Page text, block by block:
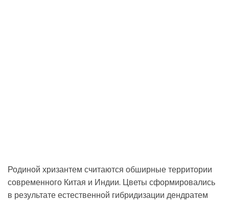
Родиной хризантем считаются обширные территории
современного Китая и Индии. Цветы сформировались
в результате естественной гибридизации дендратем